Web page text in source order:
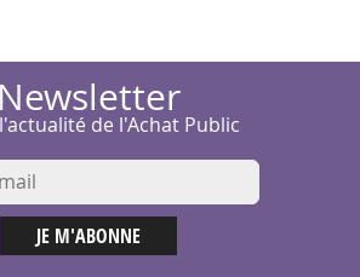
Newsletter
de l'Achat Public